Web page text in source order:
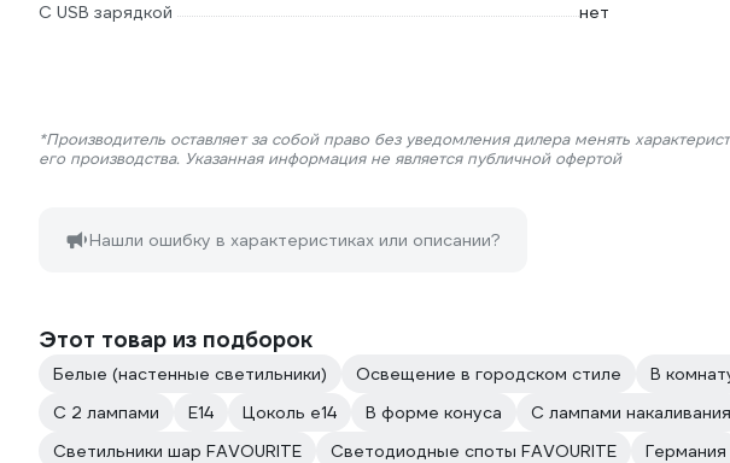
С USB зарядкой
нет
*Производитель оставляет за собой право без уведомления дилера менять
его производства. Указанная информация не является публичной офертой
Нашли ошибку в характеристиках или описании?
Этот товар из подборок
Белые (настенные светильники) Освещение в городском стиле В
С 2 лампами
E14 Цоколь e14 В форме конуса С лампами накаливания
Светильники шар FAVOURITE
Светодиодные споты FAVOURITE Германия